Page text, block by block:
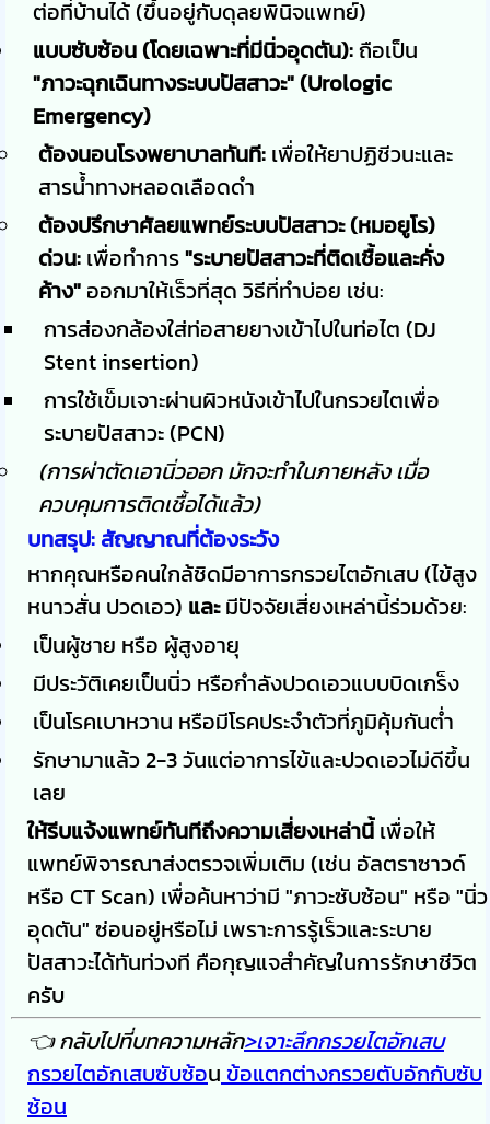
ต่อที่บ้านได้ (ขึ้นอยู่กับดุลยพินิจแพทย์)
แบบซับซ้อน (โดยเฉพาะที่มีนิ่วอุดตัน):ถือเป็น
"ภาวะฉุกเฉินทางระบบปัสสาวะ" (Urologic
Emergency)
ต้องนอนโรงพยาบาลทันที: เพื่อให้ยาปฏิชีวนะและ
สารน้ำทางหลอดเลือดดำ
ต้องปรึกษาศัลยแพทย์ระบบปัสสาวะ (หมอยูโร)
ด่วน: เพื่อทำการ"ระบายปัสสาวะที่ติดเชื้อและคั่ง
ค้าง" ออกมาให้เร็วที่สุด วิธีที่ทำบ่อย เช่น:
การส่องกล้องใส่ท่อสายยางเข้าไปในท่อไต (DJ
Stent insertion)
การใช้เข็มเจาะผ่านผิวหนังเข้าไปในกรวยไตเพื่อ
ระบายปัสสาวะ (PCN)
(การผ่าตัดเอานิ่วออก มักจะทำในภายหลัง เมื่อ
ควบคุมการติดเชื้อได้แล้ว)
บทสรุป: สัญญาณที่ต้องระวัง
หากคุณหรือคนใกล้ชิดมีอาการกรวยไตอักเสบ (ไข้สูง
หนาวสั่น ปวดเอว) และมีปัจจัยเสี่ยงเหล่านี้ร่วมด้วย:
เป็นผู้ชาย หรือ ผู้สูงอายุ
มีประวัติเคยเป็นนิ่ว หรือกำลังปวดเอวแบบบิดเกร็ง
เป็นโรคเบาหวาน หรือมีโรคประจำตัวที่ภูมิคุ้มกันต่ำ
รักษามาแล้ว 2-3 วันแต่อาการไข้และปวดเอวไม่ดีขึ้น
เลย
ให้รีบแจ้งแพทย์ทันทีถึงความเสี่ยงเหล่านี้เพื่อให้
แพทย์พิจารณาส่งตรวจเพิ่มเติม (เช่น อัลตราซาวด์
หรือ CT Scan) เพื่อค้นหาว่ามี "ภาวะซับซ้อน" หรือ "นิ่ว
อุดตัน" ซ่อนอยู่หรือไม่ เพราะการรู้เร็วและระบาย
ปัสสาวะได้ทันท่วงที คือกุญแจสำคัญในการรักษาชีวิต
ครับ
👈 กลับไปที่บทความหลัก>เจาะลึกกรวยไตอักเสบ
กรวยไตอักเสบซับซ้อน ข้อแตกต่างกรวยตับอักกับซับ
ซ้อน